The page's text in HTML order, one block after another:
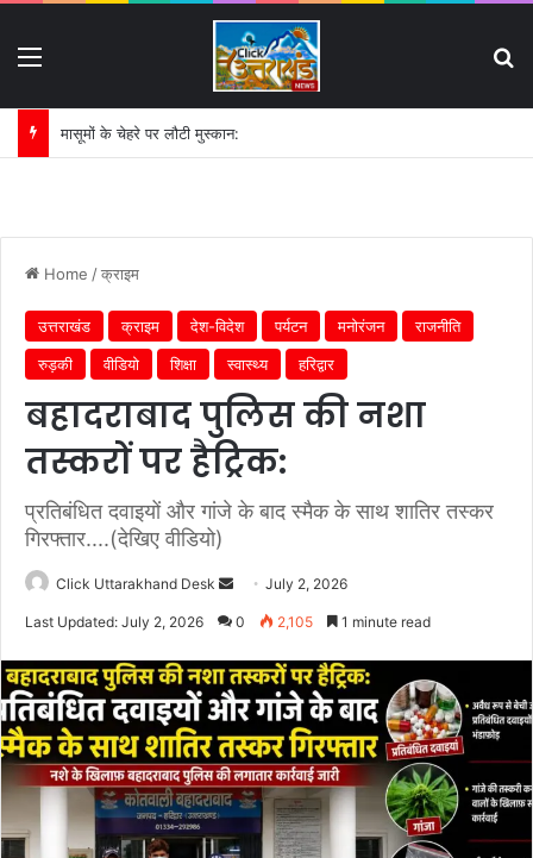
मासूमों के चेहरे पर लौटी मुस्कान:
Home /क्राइम
उत्तराखंड क्राइम देश-विदेश पर्यटन मनोरंजन
राजनीति
रुड़की
वीडियो शिक्षा स्वास्थ्य हरिद्वार
बहादराबाद पुलिस की नशा
तस्करों पर हैट्रिक:
प्रतिबंधित दवाइयों और गांजे के बाद स्मैक के साथ शातिर तस्कर
गिरफ्तार....(देखिए वीडियो)
Click Uttarakhand Desk
e
d
a
n
e
m
a
i
July 2, 2026
Last Updated: July 2, 2026 0 2,105 1 minute read